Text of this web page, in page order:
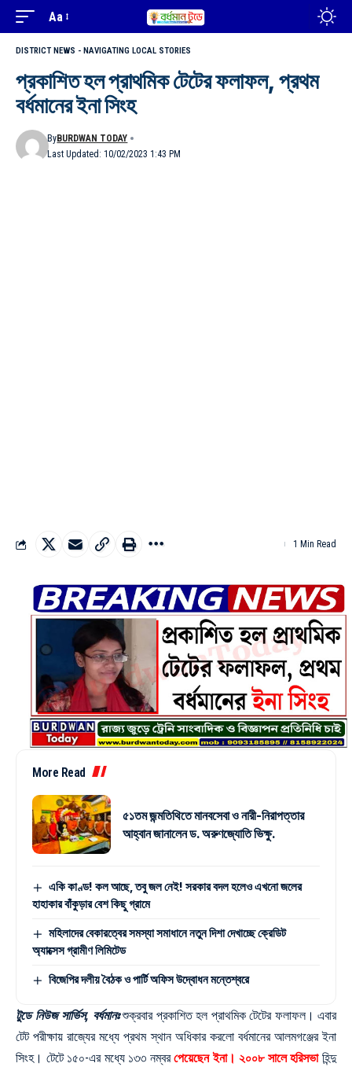
Aa
DISTRICT NEWS - NAVIGATING LOCAL STORIES
প্রকাশিত হল প্রাথমিক টেটের ফলাফল, প্রথম
বর্ধমানের ইনা সিংহ
Last Updated: 10/02/2023 1:43 PM
ByBURDWAN TODAY
1 Min Read
More Read
৫১তম জন্মতিথিতে মানবসেবা ও নারী-নিরাপত্তার
আহ্বান জানালেন ড. অরুণজ্যোতি ভিক্ষু.
একি কাণ্ড! কল আছে, তবু জল নেই! সরকার বদল হলেও এখনো জলের
হাহাকার বাঁকুড়ার বেশ কিছু গ্রামে
মহিলাদের বেকারত্বের সমস্যা সমাধানে নতুন দিশা দেখাচ্ছে ক্রেডিট
অ্যাক্সেস গ্রামীণ লিমিটেড
বিজেপির দলীয় বৈঠক ও পার্টি অফিস উদ্বোধন মন্তেশ্বরে
টুডে নিউজ সার্ভিস, বর্ধমানঃশুক্রবার প্রকাশিত হল প্রাথমিক টেটের ফলাফল। এবার
টেট পরীক্ষায় রাজ্যের মধ্যে প্রথম স্থান অধিকার করলো বর্ধমানের আলমগঞ্জের ইনা
সিংহ। টেটে ১৫০-এর মধ্যে ১৩৩ নম্বরপেয়েছেন ইনা। ২০০৮ সালে হরিসভাহিন্দু